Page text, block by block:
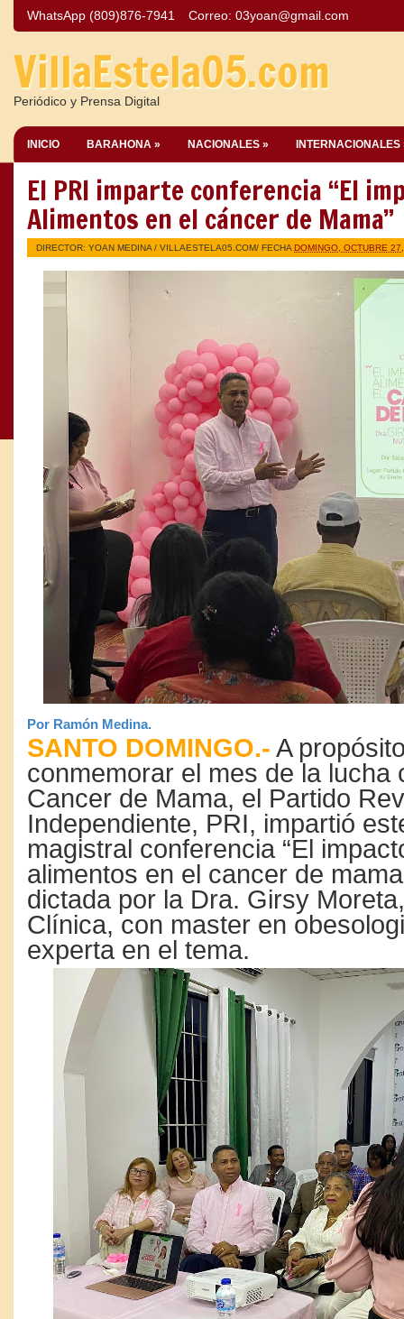
WhatsApp (809)876-7941 Correo: 03yoan@gmail.com
VillaEstela05.com
Periódico y Prensa Digital
INICIO BARAHONA » NACIONALES » INTERNACIONALES
El PRI imparte conferencia “El
Alimentos en el cáncer de Mama”
DIRECTOR: YOAN MEDINA / VILLAESTELA05.COM/ FECHA DOMINGO, OCTUBRE
Por Ramón Medina.
SANTO DOMINGO.- A
conmemorar el mes de la lucha
Cancer de Mama, el Partido
Independiente, PRI, impartió
magistral conferencia “El
alimentos en el cancer de
dictada por la Dra. Girsy
Clínica, con master en
experta en el tema.